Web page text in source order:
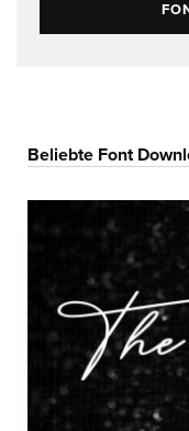
Beliebte Font